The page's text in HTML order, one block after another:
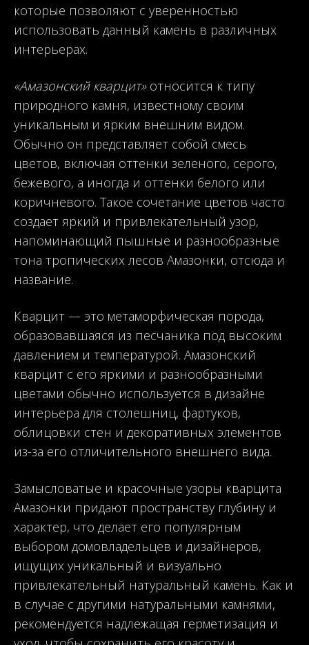
которые позволяют с уверенностью
использовать данный камень в различных
интерьерах.
«Амазонский кварцит»относится к типу
природного камня, известному своим
уникальным и ярким внешним видом.
Обычно он представляет собой смесь
цветов, включая оттенки зеленого, серого,
бежевого, а иногда и оттенки белого или
коричневого. Такое сочетание цветов часто
создает яркий и привлекательный узор,
напоминающий пышные и разнообразные
тона тропических лесов Амазонки, отсюда и
название.
Кварцит — это метаморфическая порода,
образовавшаяся из песчаника под высоким
давлением и температурой. Амазонский
кварцит с его яркими и разнообразными
цветами обычно используется в дизайне
интерьера для столешниц, фартуков,
облицовки стен и декоративных элементов
из-за его отличительного внешнего вида.
Замысловатые и красочные узоры кварцита
Амазонки придают пространству глубину и
характер, что делает его популярным
выбором домовладельцев и дизайнеров,
ищущих уникальный и визуально
привлекательный натуральный камень. Как и
в случае с другими натуральными камнями,
рекомендуется надлежащая герметизация и